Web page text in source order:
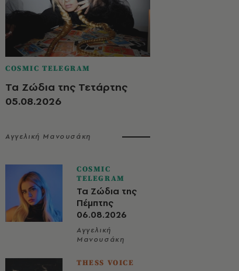
COSMIC TELEGRAM
Τα Ζώδια της Τετάρτης
05.08.2026
Αγγελική Μανουσάκη
COSMIC
TELEGRAM
Τα Ζώδια της
Πέμπτης
06.08.2026
Αγγελική
Μανουσάκη
THESS VOICE